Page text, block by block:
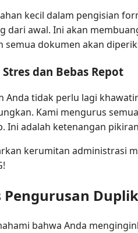
kecil dalam pengisian
dari awal. Ini akan
semua dokumen akan
Stres dan Bebas Repot
Anda tidak perlu lagi
Kami mengurus
Ini adalah ketenangan
kerumitan administrasi
Pengurusan
bahwa Anda